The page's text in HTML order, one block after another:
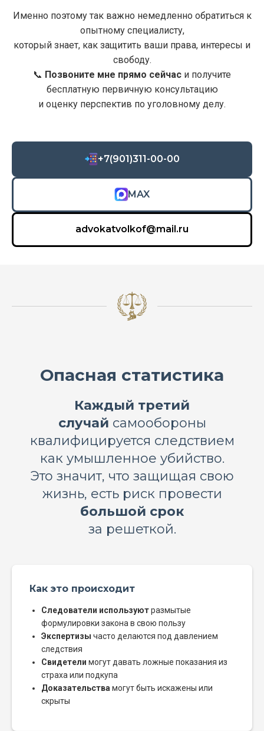
Именно поэтому так важно немедленно обратиться к
опытному специалисту,
который знает, как защитить ваши права, интересы и
свободу.
📞 Позвоните мне прямо сейчас и получите
бесплатную первичную консультацию
и оценку перспектив по уголовному делу.
+7(901)311-00-00
MAX
advokatvolkof@mail.ru
Опасная статистика
Каждый третий
случай самообороны
квалифицируется следствием
как умышленное убийство.
Это значит, что защищая свою
жизнь, есть риск провести
большой срок
за решеткой.
Как это происходит
Следователи используютразмытые
формулировки закона в свою пользу
Экспертизы часто делаются под давлением
следствия
Свидетели могут давать ложные показания из
страха или подкупа
Доказательства могут быть искажены или
скрыты